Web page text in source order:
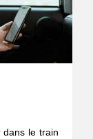
dans le train